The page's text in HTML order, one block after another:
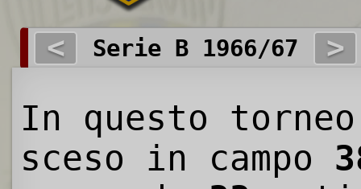
< Serie B 1966/67 >
In questo
sceso in campo